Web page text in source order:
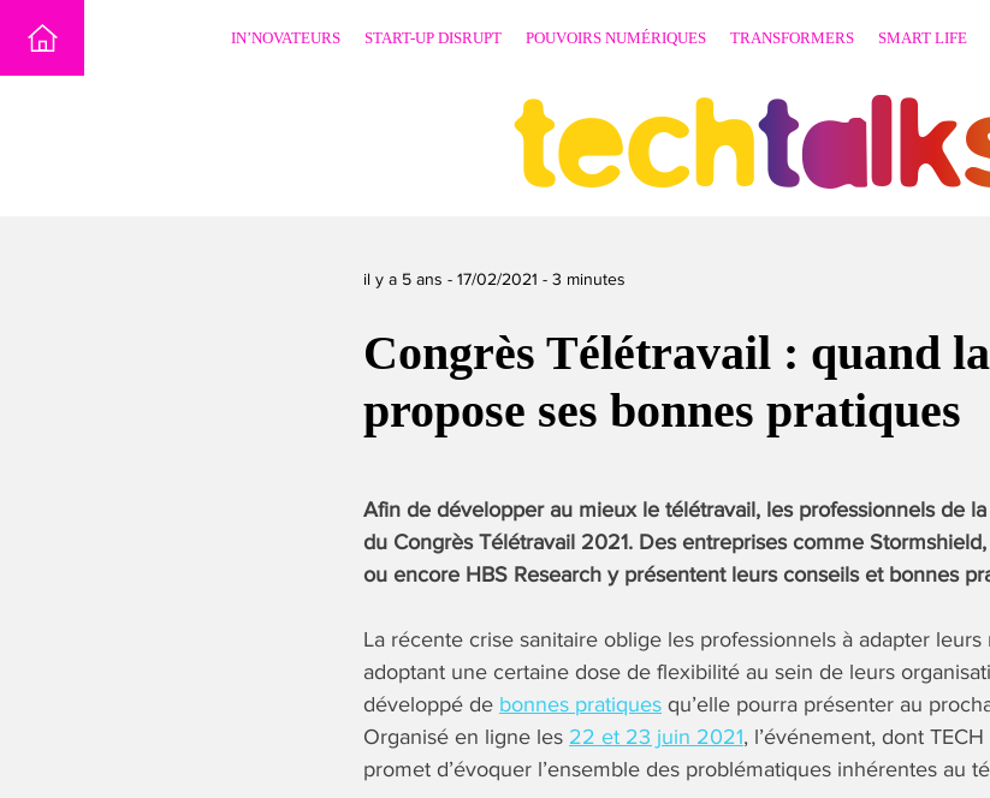
IN’NOVATEURS START-UP DISRUPT POUVOIRS NUMÉRIQUES TRANSFORMERS SMART LIFE
il y a 5 ans - 17/02/2021 - 3 minutes
Congrès Télétravail : quand
propose ses bonnes pratiques
Afin de développer au mieux le télétravail, les professionnels de
du Congrès Télétravail 2021. Des entreprises comme
ou encore HBS Research y présentent leurs conseils et bonnes
La récente crise sanitaire oblige les professionnels à adapter
adoptant une certaine dose de flexibilité au sein de leurs
développé de bonnes pratiques qu’elle pourra présenter au
Organisé en ligne les 22 et 23 juin 2021, l’événement, dont
promet d’évoquer l’ensemble des problématiques inhérentes au